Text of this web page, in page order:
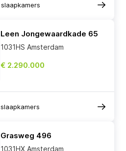
slaapkamers
Leen Jongewaardkade 65
1031HS Amsterdam
€ 2.290.000
slaapkamers
Grasweg 496
1031HX Amsterdam